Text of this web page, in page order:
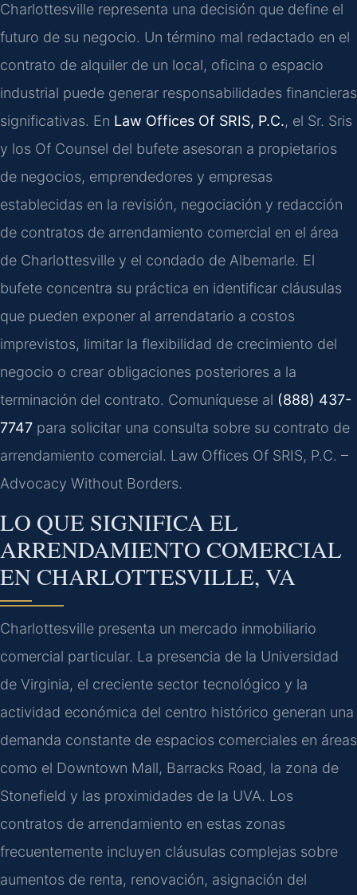
Charlottesville representa una decisión que define el
futuro de su negocio. Un término mal redactado en el
contrato de alquiler de un local, oficina o espacio
industrial puede generar responsabilidades financieras
significativas. En Law Offices Of SRIS, P.C., el Sr. Sris
y los Of Counsel del bufete asesoran a propietarios
de negocios, emprendedores y empresas
establecidas en la revisión, negociación y redacción
de contratos de arrendamiento comercial en el área
de Charlottesville y el condado de Albemarle. El
bufete concentra su práctica en identificar cláusulas
que pueden exponer al arrendatario a costos
imprevistos, limitar la flexibilidad de crecimiento del
negocio o crear obligaciones posteriores a la
terminación del contrato. Comuníquese al (888) 437-
7747 para solicitar una consulta sobre su contrato de
arrendamiento comercial. Law Offices Of SRIS, P.C. –
Advocacy Without Borders.
LO QUE SIGNIFICA EL
ARRENDAMIENTO COMERCIAL
EN CHARLOTTESVILLE, VA
Charlottesville presenta un mercado inmobiliario
comercial particular. La presencia de la Universidad
de Virginia, el creciente sector tecnológico y la
actividad económica del centro histórico generan una
demanda constante de espacios comerciales en áreas
como el Downtown Mall, Barracks Road, la zona de
Stonefield y las proximidades de la UVA. Los
contratos de arrendamiento en estas zonas
frecuentemente incluyen cláusulas complejas sobre
aumentos de renta, renovación, asignación del